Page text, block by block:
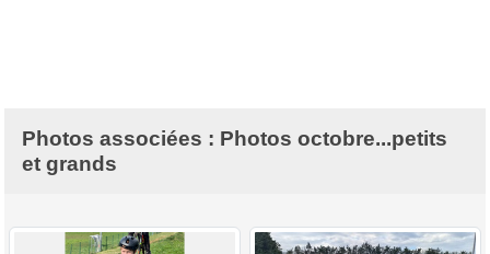
Photos associées : Photos octobre...petits
et grands